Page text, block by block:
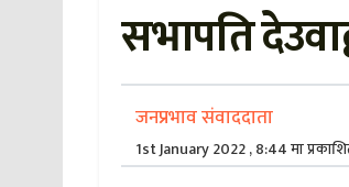
सभापति
जनप्रभाव संवाददाता
1st January 2022 , 8:44 मा